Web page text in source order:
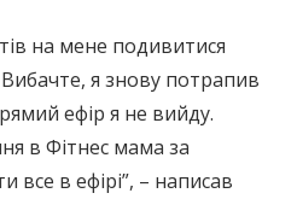
на мене подивитися
я знову потрапив
ефір я не вийду.
в Фітнес мама за
все в ефірі”, – написав